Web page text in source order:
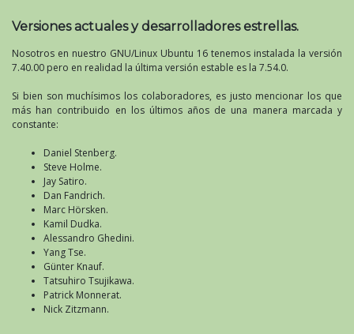
Versiones actuales y desarrolladores estrellas.
Nosotros en nuestro GNU/Linux Ubuntu 16 tenemos instalada la versión
7.40.00 pero en realidad la última versión estable es la 7.54.0.
Si bien son muchísimos los colaboradores, es justo mencionar los que
más han contribuido en los últimos años de una manera marcada y
constante:
Daniel Stenberg.
Steve Holme.
Jay Satiro.
Dan Fandrich.
Marc Hörsken.
Kamil Dudka.
Alessandro Ghedini.
Yang Tse.
Günter Knauf.
Tatsuhiro Tsujikawa.
Patrick Monnerat.
Nick Zitzmann.